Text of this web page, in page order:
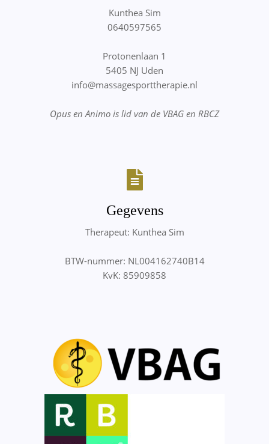
Kunthea Sim
0640597565
Protonenlaan 1
5405 NJ Uden
info@massagesporttherapie.nl
Opus en Animo is lid van de VBAG en RBCZ
Gegevens
Therapeut: Kunthea Sim
BTW-nummer: NL004162740B14
KvK: 85909858